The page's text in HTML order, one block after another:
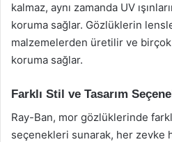
kalmaz, aynı zamanda UV
koruma sağlar. Gözlüklerin
malzemelerden üretilir ve birçok
koruma sağlar.
Farklı Stil ve Tasarım
Ray-Ban, mor gözlüklerinde
seçenekleri sunarak, her zevke